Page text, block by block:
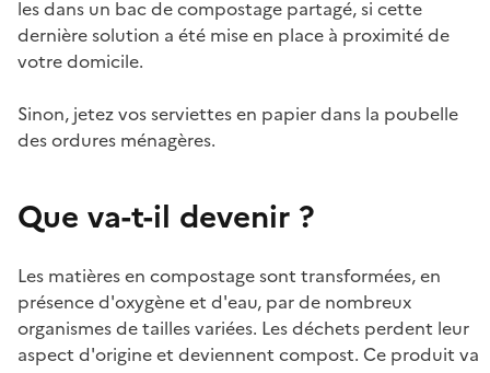
les dans un bac de compostage partagé, si cette
dernière solution a été mise en place à proximité de
votre domicile.
Sinon, jetez vos serviettes en papier dans la poubelle
des ordures ménagères.
Que va-t-il devenir ?
Les matières en compostage sont transformées, en
présence d'oxygène et d'eau, par de nombreux
organismes de tailles variées. Les déchets perdent leur
aspect d'origine et deviennent compost. Ce produit va